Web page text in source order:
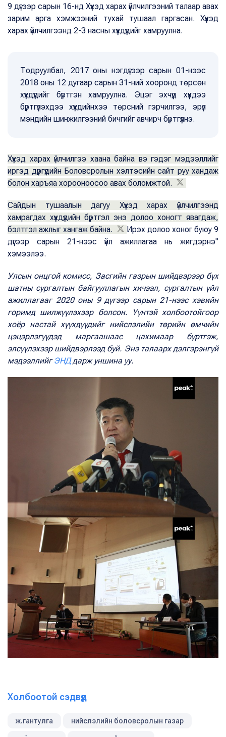
9 дүгээр сарын 16-нд Хүүхэд харах үйлчилгээний талаар авах
зарим арга хэмжээний тухай тушаал гаргасан. Хүүхэд
харах үйлчилгээнд 2-3 насны хүүхдүүдийг хамруулна.
Тодруулбал, 2017 оны нэгдүгээр сарын 01-нээс
2018 оны 12 дугаар сарын 31-ний хооронд төрсөн
хүүхдүүдийг бүртгэн хамруулна. Эцэг эхчүүд хүүхдээ
бүртгүүлэхдээ хүүхдийнхээ төрсний гэрчилгээ, эрүүл
мэндийн шинжилгээний бичгийг авчирч бүртгүүлнэ.
Хүүхэд харах үйлчилгээ хаана байна вэ гэдэг мэдээллийг
иргэд дүүргүүдийн Боловсролын хэлтэсийн сайт руу хандаж
болон харъяа хорооноосоо авах боломжтой.
Сайдын тушаалын дагуу Хүүхэд харах үйлчилгээнд
хамрагдах хүүхдүүдийн бүртгэл энэ долоо хоногт явагдаж,
бэлтгэл ажлыг хангаж байна.
Ирэх долоо хоног буюу 9
дүгээр сарын 21-нээс үйл ажиллагаа нь жигдэрнэ"
хэмээлээ.
Улсын онцгой комисс, Засгийн газрын шийдвэрээр бүх
шатны сургалтын байгууллагын хичээл, сургалтын үйл
ажиллагааг 2020 оны 9 дүгээр сарын 21-нээс хэвийн
горимд шилжүүлэхээр болсон. Үүнтэй холбоотойгоор
хоёр настай хүүхдүүдийг нийслэлийн төрийн өмчийн
цэцэрлэгүүдэд маргаашаас цахимаар бүртгэж,
элсүүлэхээр шийдвэрлээд буй. Энэ талаарх дэлгэрэнгүй
мэдээллийгЭНДдарж уншина уу.
Холбоотой сэдвүүд
ж.гантулга нийслэлийн боловсролын газар